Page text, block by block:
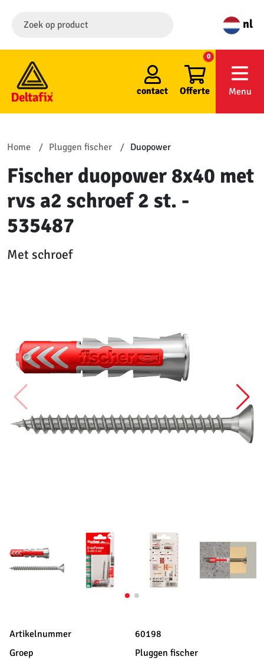
nl
contact Offerte
0
Menu
Home Pluggen fischer Duopower
Fischer duopower 8x40 met
rvs a2 schroef 2 st. -
535487
Met schroef
Artikelnummer
60198
Groep
Pluggen fischer